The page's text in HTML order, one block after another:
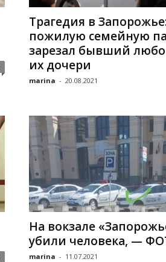
Трагедия в
пожилую семейную
зарезал бывший
их дочери
marina - 20.08.2021
На вокзале
убили человека, —
marina - 11.07.2021